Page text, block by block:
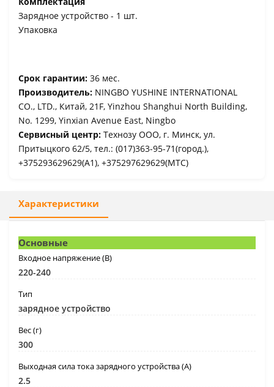
Зарядное устройство - 1 шт.
Упаковка
Срок гарантии: 36 мес.
Производитель: NINGBO YUSHINE INTERNATIONAL
CO., LTD., Китай, 21F, Yinzhou Shanghui North Building,
No. 1299, Yinxian Avenue East, Ningbo
Сервисный центр: Технозу ООО, г. Минск, ул.
Притыцкого 62/5, тел.: (017)363-95-71(город.),
+375293629629(A1), +375297629629(МТС)
Характеристики
Основные
Входное напряжение (B)
220-240
Тип
зарядное устройство
Вес (г)
300
Выходная сила тока зарядного устройства (А)
2.5